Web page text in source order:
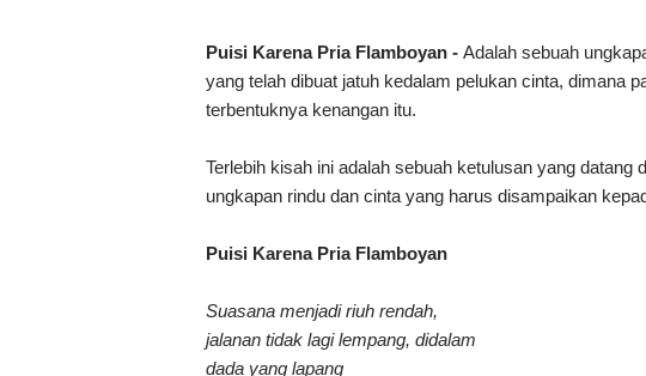
Puisi Karena Pria Flamboyan - Adalah sebuah
yang telah dibuat jatuh kedalam pelukan cinta, dimana
terbentuknya kenangan itu.
Terlebih kisah ini adalah sebuah ketulusan yang
ungkapan rindu dan cinta yang harus disampaikan
Puisi Karena Pria Flamboyan
Suasana menjadi riuh rendah,
jalanan tidak lagi lempang, didalam
dada yang lapang